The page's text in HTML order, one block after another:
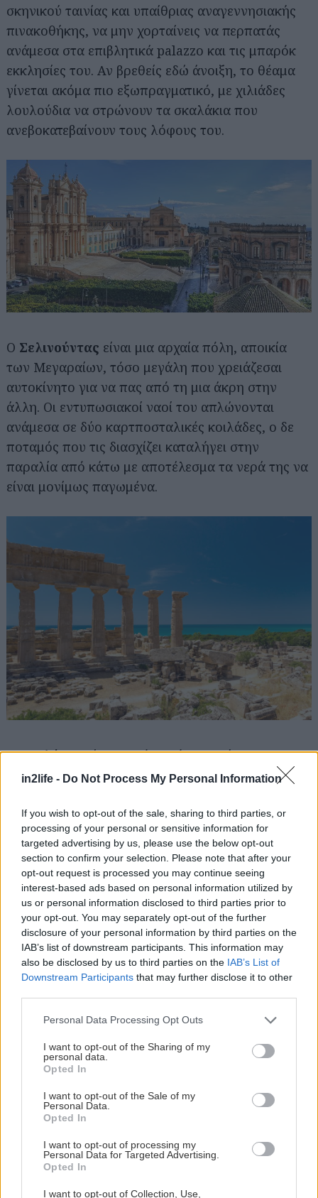
in2life - Do Not Process My Personal Information
If you wish to opt-out of the sale, sharing to third parties, or
processing of your personal or sensitive information for
targeted advertising by us, please use the below opt-out
section to confirm your selection. Please note that after your
opt-out request is processed you may continue seeing
interest-based ads based on personal information utilized by
us or personal information disclosed to third parties prior to
your opt-out. You may separately opt-out of the further
disclosure of your personal information by third parties on the
IAB’s list of downstream participants. This information may
also be disclosed by us to third parties on the IAB’s List of
Downstream Participants that may further disclose it to other
Please note that this website/app uses one or more Google
not limited to your visit or usage behaviour. You may click to
grant or deny consent to Google and its third-party tags to
use your data for below specified purposes in below Google
consent section.
Personal Data Processing Opt Outs
I want to opt-out of the Sharing of my
personal data.
Opted In
I want to opt-out of the Sale of my
Personal Data.
Opted In
I want to opt-out of processing my
Personal Data for Targeted Advertising.
Opted In
I want to opt-out of Collection, Use,
σκηνικού ταινίας και υπαίθριας αναγεννησιακής
πινακοθήκης, να μην χορταίνεις να περπατάς
ανάμεσα στα επιβλητικά palazzo και τις μπαρόκ
εκκλησίες του. Αν βρεθείς εδώ άνοιξη, το θέαμα
γίνεται ακόμα πιο εξωπραγματικό, με χιλιάδες
λουλούδια να στρώνουν τα σκαλάκια που
ανεβοκατεβαίνουν τους λόφους του.
Ο Σελινούντας είναι μια αρχαία πόλη, αποικία
των Μεγαραίων, τόσο μεγάλη που χρειάζεσαι
αυτοκίνητο για να πας από τη μια άκρη στην
άλλη. Οι εντυπωσιακοί ναοί του απλώνονται
ανάμεσα σε δύο καρτποσταλικές κοιλάδες, ο δε
ποταμός που τις διασχίζει καταλήγει στην
παραλία από κάτω με αποτέλεσμα τα νερά της να
είναι μονίμως παγωμένα.
ΤοΠαλέρμοείναι, εκτός από πρωτεύουσα της
Σικελίας, και η καλύτερη αποτύπωση του τι
πολιτισμοί τόσο διαφορετικοί μεταξύ τους όσο οι
Φοίνικες και οι Ρωμαίοι, το Βυζάντιο και οι
Μαυριτανοί, η αυτοκρατορία των Ισπανών και ο
αραβικός πολιτισμός. Αγορές που θυμίζουν
ανατολίτικα παζάρια πλάι σε μπαρόκ εκκλησίες,
ανάμεσα σε αφρικανικούς φοίνικες, απέναντι από
αναγεννησιακά παλάτια.
Κατάνια, στην απέναντι ακτή, όπου
προσγειώνονται οι περισσότερες πτήσεις από
Αθήνα, είναι η δεύτερη μεγαλύτερη πόλη της
Σικελίας, στη σκιά της επιβλητικής Αίτνας, που θα
Αναζήτηση
για...